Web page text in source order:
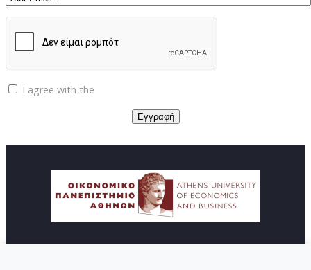
I agree with the